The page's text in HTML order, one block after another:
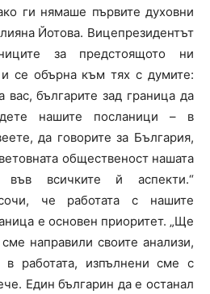
ги нямаше първите духовни
Йотова. Вицепрезидентът
за предстоящото ни
и се обърна към тях с думите:
вас, българите зад граница да
нашите посланици – в
да говорите за България,
общественост нашата
във всичките й аспекти.“
че работата с нашите
е основен приоритет. „Ще
направили своите анализи,
в работата, изпълнени сме с
Един българин да е останал